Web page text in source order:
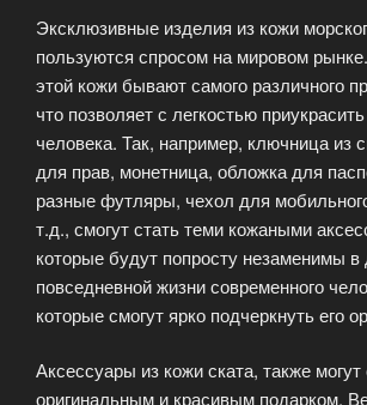
Эксклюзивные изделия из кожи
пользуются спросом на мировом
этой кожи бывают самого различного
что позволяет с легкостью
человека. Так, например, ключница из
для прав, монетница, обложка для
разные футляры, чехол для
т.д., смогут стать теми кожаными
которые будут попросту незаменимы в
повседневной жизни современного
которые смогут ярко подчеркнуть его
Аксессуары из кожи ската, также
оригинальным и красивым подарком.